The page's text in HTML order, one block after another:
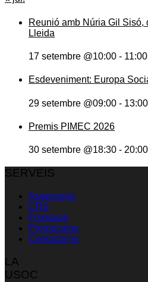
Reunió amb Núria Gil Sisó,
Lleida
17 setembre @10:00 - 11:00
Esdeveniment: Europa
29 setembre @09:00 - 13:00
Premis PIMEC 2026
30 setembre @18:30 - 20:00
SERVEIS
Assessoria
CRS
Formació
Promocions
Contacta’ns
LA
USOC